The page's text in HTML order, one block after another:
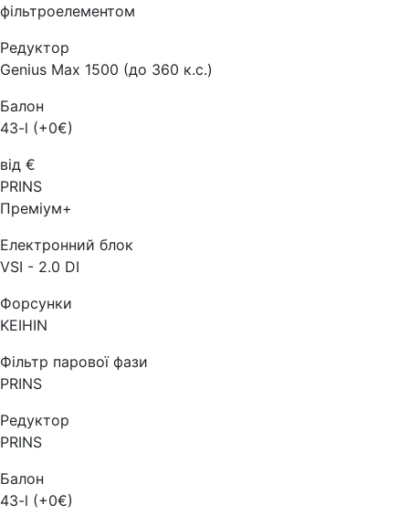
фільтроелементом
Редуктор
Genius Max 1500 (до 360 к.с.)
Балон
43-l (+0€)
від €
PRINS
Преміум+
Електронний блок
VSI - 2.0 DI
Форсунки
KEIHIN
Фільтр парової фази
PRINS
Редуктор
PRINS
Балон
43-l (+0€)